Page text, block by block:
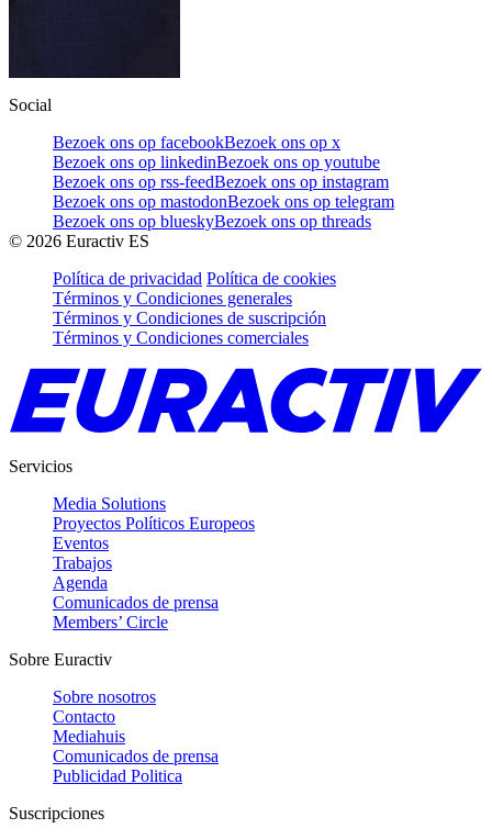
Social
Bezoek ons op facebookBezoek ons op x
Bezoek ons op linkedinBezoek ons op youtube
Bezoek ons op rss-feedBezoek ons op instagram
Bezoek ons op mastodonBezoek ons op telegram
Bezoek ons op blueskyBezoek ons op threads
© 2026 Euractiv ES
Política de privacidad Política de cookies
Términos y Condiciones generales
Términos y Condiciones de suscripción
Términos y Condiciones comerciales
Servicios
Media Solutions
Proyectos Políticos Europeos
Eventos
Trabajos
Agenda
Comunicados de prensa
Members’ Circle
Sobre Euractiv
Sobre nosotros
Contacto
Mediahuis
Comunicados de prensa
Publicidad Politica
Suscripciones